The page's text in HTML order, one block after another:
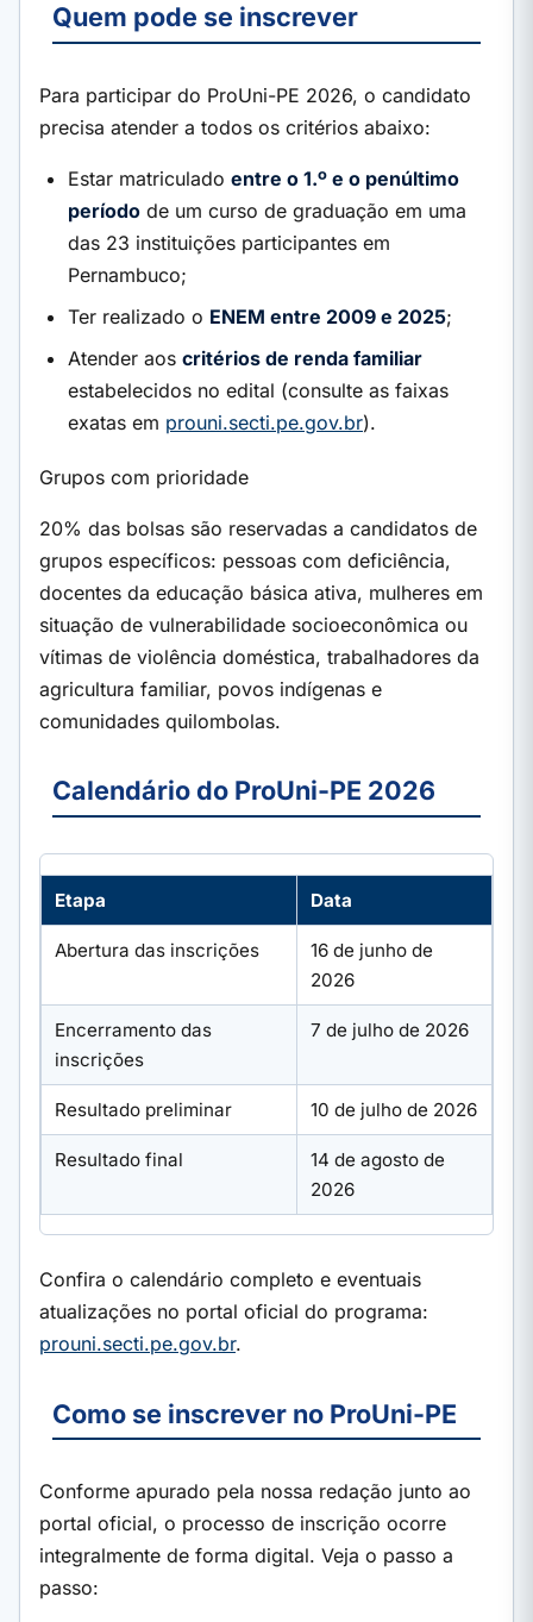
Quem pode se inscrever
Para participar do ProUni-PE 2026, o candidato
precisa atender a todos os critérios abaixo:
Estar matriculado entre o 1.º e o penúltimo
período de um curso de graduação em uma
das 23 instituições participantes em
Pernambuco;
Ter realizado o ENEM entre 2009 e 2025;
Atender aos critérios de renda familiar
estabelecidos no edital (consulte as faixas
exatas em prouni.secti.pe.gov.br).
Grupos com prioridade
20% das bolsas são reservadas a candidatos de
grupos específicos: pessoas com deficiência,
docentes da educação básica ativa, mulheres em
situação de vulnerabilidade socioeconômica ou
vítimas de violência doméstica, trabalhadores da
agricultura familiar, povos indígenas e
comunidades quilombolas.
Calendário do ProUni-PE 2026
Etapa Data
Abertura das inscrições
16 de junho de
2026
Encerramento das
inscrições
7 de julho de 2026
Resultado preliminar 10 de julho de 2026
Resultado final
14 de agosto de
2026
Confira o calendário completo e eventuais
atualizações no portal oficial do programa:
prouni.secti.pe.gov.br.
Como se inscrever no ProUni-PE
Conforme apurado pela nossa redação junto ao
portal oficial, o processo de inscrição ocorre
integralmente de forma digital. Veja o passo a
passo: